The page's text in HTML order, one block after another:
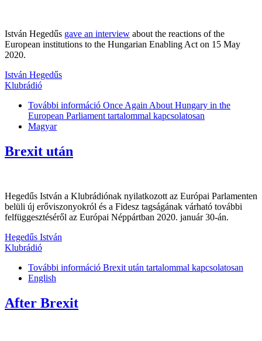
István Hegedűs gave an interview about the reactions of the
European institutions to the Hungarian Enabling Act on 15 May
2020.
István Hegedűs
Klubrádió
További információ Once Again About Hungary in the
European Parliament tartalommal kapcsolatosan
Magyar
Brexit után
Hegedűs István a Klubrádiónak nyilatkozott az Európai Parlamenten
belüli új erőviszonyokról és a Fidesz tagságának várható további
felfüggesztéséről az Európai Néppártban 2020. január 30-án.
Hegedűs István
Klubrádió
További információ Brexit után tartalommal kapcsolatosan
English
After Brexit